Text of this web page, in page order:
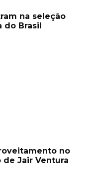
na seleção
do Brasil
no
de Jair Ventura